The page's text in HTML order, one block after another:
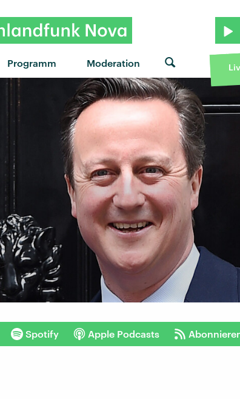
Programm Moderation
"Make It Up" von Banks feat. Sampha · "Make
Spotify Apple Podcasts